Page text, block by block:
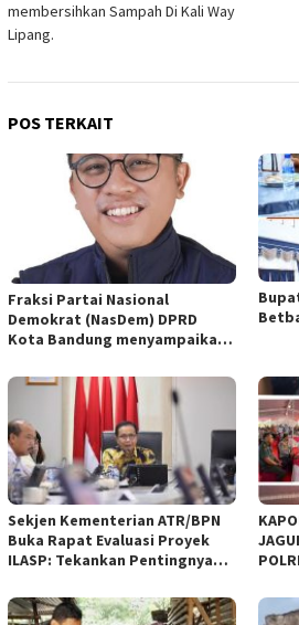
membersihkan Sampah Di Kali Way
Lipang.
POS TERKAIT
Fraksi Partai Nasional
Demokrat (NasDem) DPRD
Kota Bandung menyampaikan
empat Rancangan Peraturan
Daerah (Raperda) yang
diajukan Pemerintah Kota
Bandung
Sekjen Kementerian ATR/BPN
Buka Rapat Evaluasi Proyek
ILASP: Tekankan Pentingnya
Anggaran